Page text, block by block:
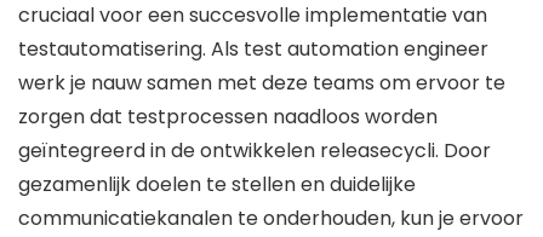
cruciaal voor een succesvolle implementatie van
testautomatisering. Als test automation engineer
werk je nauw samen met deze teams om ervoor te
zorgen dat testprocessen naadloos worden
geïntegreerd in de ontwikkelen releasecycli. Door
gezamenlijk doelen te stellen en duidelijke
communicatiekanalen te onderhouden, kun je ervoor